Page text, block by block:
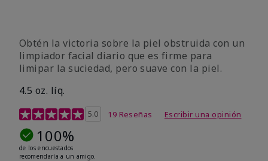
Obtén la victoria sobre la piel obstruida con un
limpiador facial diario que es firme para
limipar la suciedad, pero suave con la piel.
4.5 oz. líq.
Calificación de clientes de 5 de 5
5.0 19 Reseñas Escribir una opinión
100%
de los encuestados
recomendaría a un amigo.